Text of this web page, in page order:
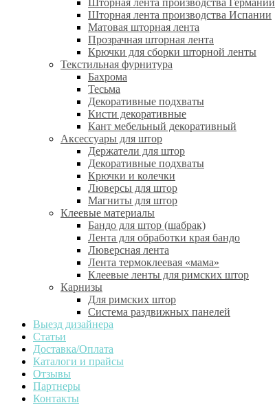
Шторная лента производства Германии
Шторная лента производства Испании
Матовая шторная лента
Прозрачная шторная лента
Крючки для сборки шторной ленты
Текстильная фурнитура
Бахрома
Тесьма
Декоративные подхваты
Кисти декоративные
Кант мебельный декоративный
Аксессуары для штор
Держатели для штор
Декоративные подхваты
Крючки и колечки
Люверсы для штор
Магниты для штор
Клеевые материалы
Бандо для штор (шабрак)
Лента для обработки края бандо
Люверсная лента
Лента термоклеевая «мама»
Клеевые ленты для римских штор
Карнизы
Для римских штор
Система раздвижных панелей
Выезд дизайнера
Статьи
Доставка/Оплата
Каталоги и прайсы
Отзывы
Партнеры
Контакты